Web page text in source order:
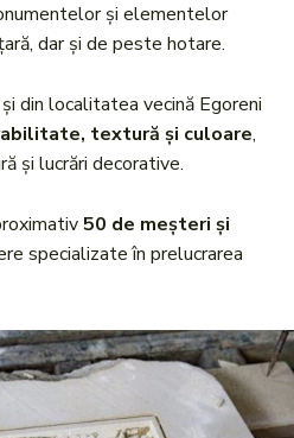
și elementelor
dar și de peste hotare.
din localitatea vecină Egoreni
textură și culoare,
și lucrări decorative.
50 de meșteri și
specializate în prelucrarea